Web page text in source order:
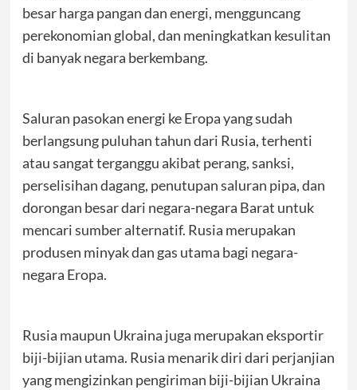
besar harga pangan dan energi, mengguncang
perekonomian global, dan meningkatkan kesulitan
di banyak negara berkembang.
Saluran pasokan energi ke Eropa yang sudah
berlangsung puluhan tahun dari Rusia, terhenti
atau sangat terganggu akibat perang, sanksi,
perselisihan dagang, penutupan saluran pipa, dan
dorongan besar dari negara-negara Barat untuk
mencari sumber alternatif. Rusia merupakan
produsen minyak dan gas utama bagi negara-
negara Eropa.
Rusia maupun Ukraina juga merupakan eksportir
biji-bijian utama. Rusia menarik diri dari perjanjian
yang mengizinkan pengiriman biji-bijian Ukraina